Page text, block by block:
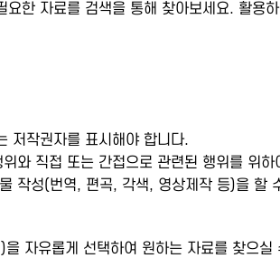
한 자료를 검색을 통해 찾아보세요. 활용
저작권자를 표시해야 합니다.
와 직접 또는 간접으로 관련된 행위를 위
작성(번역, 편곡, 각색, 영상제작 등)을 할
자유롭게 선택하여 원하는 자료를 찾으